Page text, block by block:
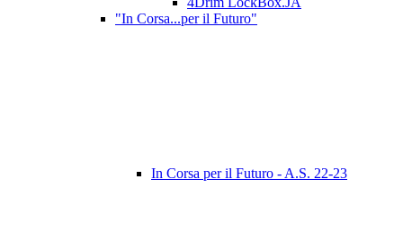
"In Corsa...per il Futuro"
In Corsa per il Futuro - A.S. 22-23